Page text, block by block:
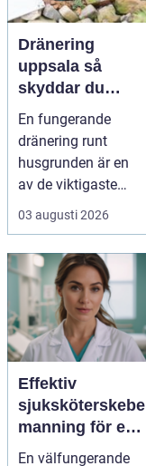
Dränering
uppsala så
skyddar du
huset från fukt
och mögel
En fungerande
dränering runt
husgrunden är en
av de viktigaste
förutsättningarna
03 augusti 2026
Effektiv
sjuksköterskebe
manning för en
tryggare vård
En välfungerande